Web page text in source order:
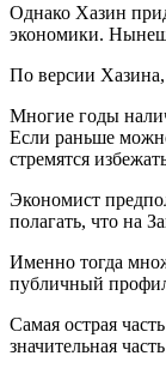
Однако Хазин
экономики.
По версии Хазина,
Многие годы
Если раньше
стремятся
Экономист
полагать, что на
Именно тогда
публичный
Самая острая
значительная